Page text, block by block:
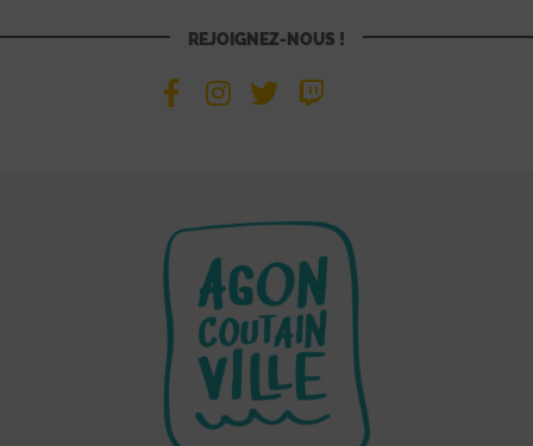
REJOIGNEZ-NOUS !